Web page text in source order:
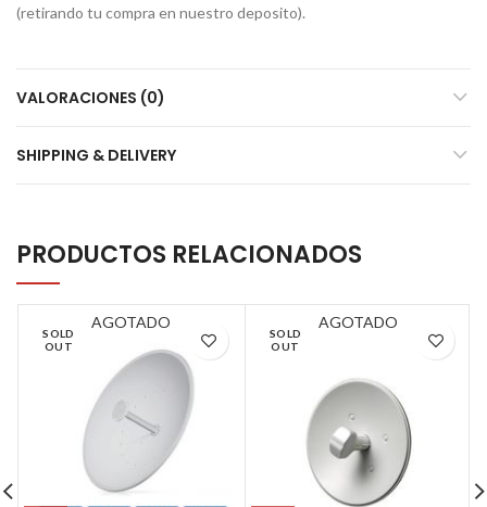
(retirando tu compra en nuestro deposito).
VALORACIONES (0)
SHIPPING & DELIVERY
PRODUCTOS RELACIONADOS
SOLD
OUT
AGOTADO
SOLD
OUT
AGOTADO